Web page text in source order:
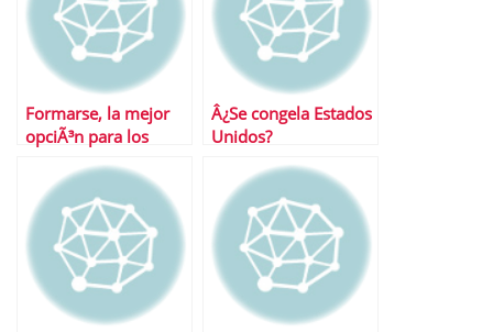
Formarse, la mejor
opciÃ³n para los
Â¿Se congela Estados
Unidos?